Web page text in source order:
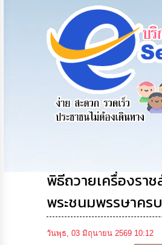
ร้องเรียน
ร้องทุกข์
ร้องเรียน
การทุจริต
พิธีถวายเครื่องรา
พระชนมพรรษาคร
วันพุธ, 03 มิถุนายน 2569 10:12